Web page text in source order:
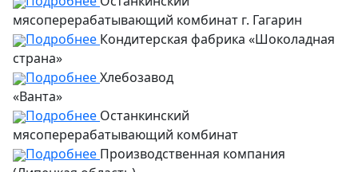
мясоперерабатывающий комбинат г. Гагарин
Подробнее Кондитерская фабрика «Шоколадная
страна»
ПодробнееХлебозавод
«Ванта»
Подробнее Останкинский
мясоперерабатывающий комбинат
Подробнее Производственная компания